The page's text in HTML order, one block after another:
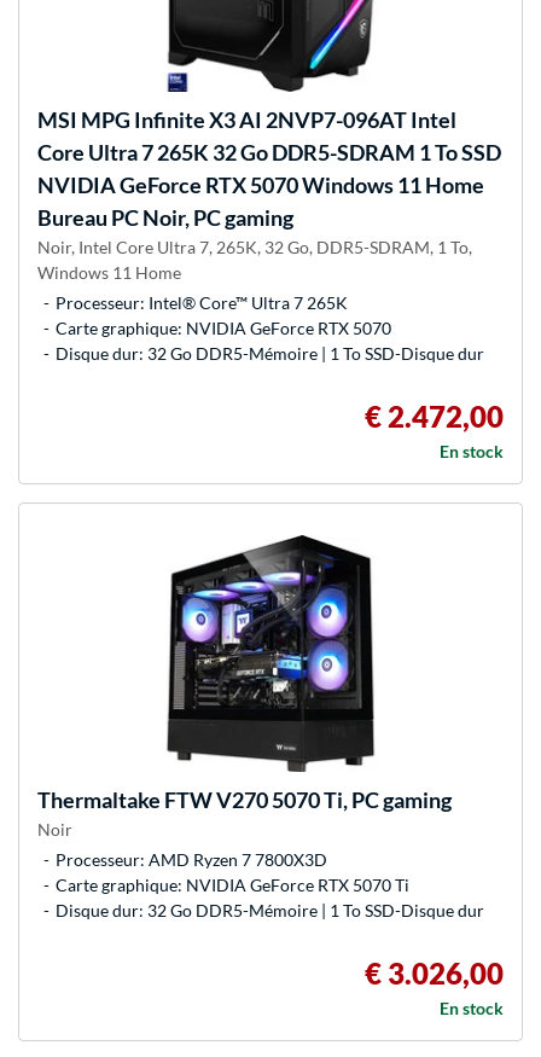
MSI MPG Infinite X3 AI 2NVP7-096AT Intel
Core Ultra 7 265K 32 Go DDR5-SDRAM 1 To SSD
NVIDIA GeForce RTX 5070 Windows 11 Home
Bureau PC Noir, PC gaming
Noir, Intel Core Ultra 7, 265K, 32 Go, DDR5-SDRAM, 1 To,
Windows 11 Home
Processeur: Intel® Core™ Ultra 7 265K
Carte graphique: NVIDIA GeForce RTX 5070
Disque dur: 32 Go DDR5-Mémoire | 1 To SSD-Disque dur
€ 2.472,00
En stock
Thermaltake FTW V270 5070 Ti, PC gaming
Noir
Processeur: AMD Ryzen 7 7800X3D
Carte graphique: NVIDIA GeForce RTX 5070 Ti
Disque dur: 32 Go DDR5-Mémoire | 1 To SSD-Disque dur
€ 3.026,00
En stock